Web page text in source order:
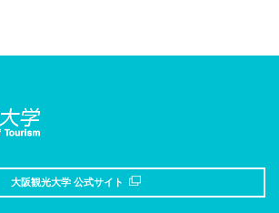
大阪観光大学 公式サイト